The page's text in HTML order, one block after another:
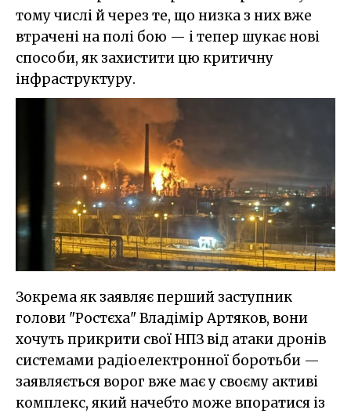
тому числі й через те, що низка з них вже
втрачені на полі бою — і тепер шукає нові
способи, як захистити цю критичну
інфраструктуру.
Зокрема як заявляє перший заступник
голови "Ростєха" Владімір Артяков, вони
хочуть прикрити свої НПЗ від атаки дронів
системами радіоелектронної боротьби —
заявляється ворог вже має у своєму активі
комплекс, який начебто може впоратися із